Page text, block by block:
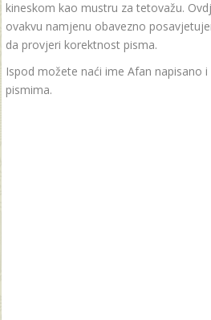
kineskom kao mustru za tetovažu.
ovakvu namjenu obavezno
da provjeri korektnost pisma.
Ispod možete naći ime Afan napisano
pismima.